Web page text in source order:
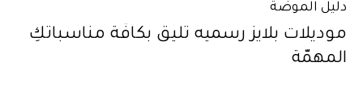
دليل الموضة
موديلات بلايز رسميه تليق بكافّة مناسباتكِ
المهمّة